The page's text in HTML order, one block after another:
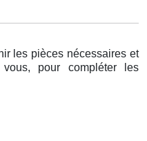
les pièces nécessaires et
pour compléter les